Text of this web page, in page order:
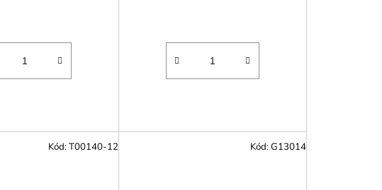
Kód:T00140-12 Kód:G13014